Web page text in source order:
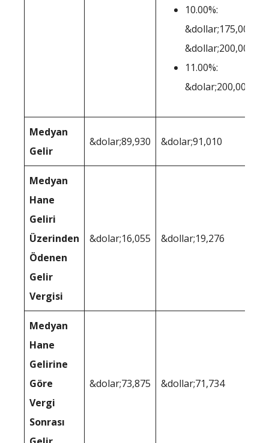
10.00%:
&dollar;175,001-
&dollar;200,000
11.00%:
&dolar;200,001+
Medyan
Gelir
&dolar;89,930 &dolar;91,010
Medyan
Hane
Geliri
Üzerinden
Ödenen
Gelir
Vergisi
&dolar;16,055 &dollar;19,276
Medyan
Hane
Gelirine
Göre
Vergi
Sonrası
&dolar;73,875 &dollar;71,734